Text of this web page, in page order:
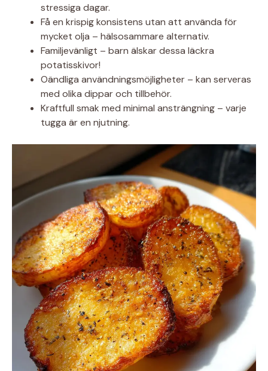
stressiga dagar.
Få en krispig konsistens utan att använda för
mycket olja – hälsosammare alternativ.
Familjevänligt – barn älskar dessa läckra
potatisskivor!
Oändliga användningsmöjligheter – kan serveras
med olika dippar och tillbehör.
Kraftfull smak med minimal ansträngning – varje
tugga är en njutning.